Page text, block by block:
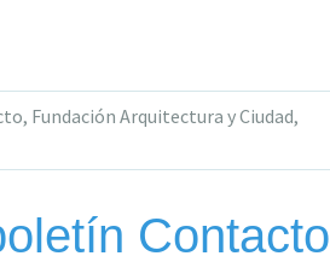
, Fundación Arquitectura y Ciudad,
Contacto